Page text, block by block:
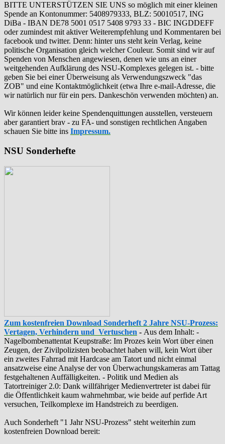
BITTE UNTERSTÜTZEN SIE UNS so möglich mit einer kleinen
Spende an Kontonummer: 5408979333, BLZ: 50010517, ING
DiBa - IBAN DE78 5001 0517 5408 9793 33 - BIC INGDDEFF
oder zumindest mit aktiver Weiterempfehlung und Kommentaren bei
facebook und twitter. Denn: hinter uns steht kein Verlag, keine
politische Organisation gleich welcher Couleur. Somit sind wir auf
Spenden von Menschen angewiesen, denen wie uns an einer
weitgehenden Aufklärung des NSU-Komplexes gelegen ist. - bitte
geben Sie bei einer Überweisung als Verwendungszweck "das
ZOB" und eine Kontaktmöglichkeit (etwa Ihre e-mail-Adresse, die
wir natürlich nur für ein pers. Dankeschön verwenden möchten) an.
Wir können leider keine Spendenquittungen ausstellen, versteuern
aber garantiert brav - zu FA- und sonstigen rechtlichen Angaben
schauen Sie bitte ins Impressum.
NSU Sonderhefte
Zum kostenfreien Download Sonderheft 2 Jahre NSU-Prozess:
Vertagen, Verhindern und Vertuschen - Aus dem Inhalt: -
‪Nagelbombenattentat‬ ‎Keupstraße‬: Im Prozes kein Wort über einen
Zeugen, der Zivilpolizisten beobachtet haben will, kein Wort über
ein zweites Fahrrad mit Hardcase am Tatort und nicht einmal
ansatzweise eine Analyse der von Überwachungskameras am Tattag
festgehaltenen Auffälligkeiten. - Politik und Medien als
‪Tatortreiniger‬ 2.0: Dank willfähriger Medienvertreter ist dabei für
die Öffentlichkeit kaum wahrnehmbar, wie beide auf perfide Art
versuchen, Teilkomplexe im Handstreich zu beerdigen.
Auch Sonderheft "1 Jahr NSU-Prozess" steht weiterhin zum
kostenfreien Download bereit: